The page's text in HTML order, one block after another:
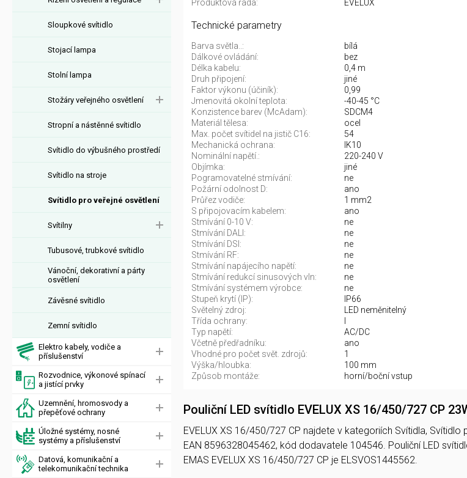
Sloupkové svítidlo
Stojací lampa
Stolní lampa
Stožáry veřejného osvětlení
Stropní a nástěnné svítidlo
Svítidlo do výbušného prostředí
Svítidlo na stroje
Svítidlo pro veřejné osvětlení
Svítilny
Tubusové, trubkové svítidlo
Vánoční, dekorativní a párty
osvětlení
Závěsné svítidlo
Zemní svítidlo
Elektro kabely, vodiče a
příslušenství
Rozvodnice, výkonové spínací
a jistící prvky
Uzemnění, hromosvody a
přepěťové ochrany
Úložné systémy, nosné
systémy a příslušenství
Datová, komunikační a
telekomunikační technika
Produktová řada:
EVELUX
Technické parametry
Barva světla..: bílá
Dálkové ovládání:
bez
Délka kabelu:
0,4 m
Druh připojení:
jiné
Faktor výkonu (účiník):
0,99
Jmenovitá okolní teplota:
-40-45 °C
Konzistence barev (McAdam):
SDCM4
Materiál tělesa:
ocel
Max. počet svítidel na jistič C16:
54
Mechanická ochrana:
IK10
Nominální napětí.:
220-240 V
Objímka:
jiné
Pogramovatelné stmívání:
ne
Požární odolnost D:
ano
Průřez vodiče:
1 mm2
S připojovacím kabelem:
ano
Stmívání 0-10 V:
ne
Stmívání DALI:
ne
Stmívání DSI:
ne
Stmívání RF:
ne
Stmívání napájecího napětí:
ne
Stmívání redukcí sinusových vln:
ne
Stmívání systémem výrobce:
ne
Stupeň krytí (IP):
IP66
Světelný zdroj:
LED neměnitelný
Třída ochrany:
Typ napětí:
AC/DC
Včetně předřadníku:
ano
Vhodné pro počet svět. zdrojů:
1
Výška/hloubka:
100 mm
Způsob montáže:
horní/boční vstup
Pouliční LED svítidlo EVELUX XS 16/450/727 CP
EVELUX XS 16/450/727 CP najdete v kategoriích Svítidla,
EAN 8596328045462, kód dodavatele 104546. Pouliční LED
EMAS EVELUX XS 16/450/727 CP je ELSVOS1445562.